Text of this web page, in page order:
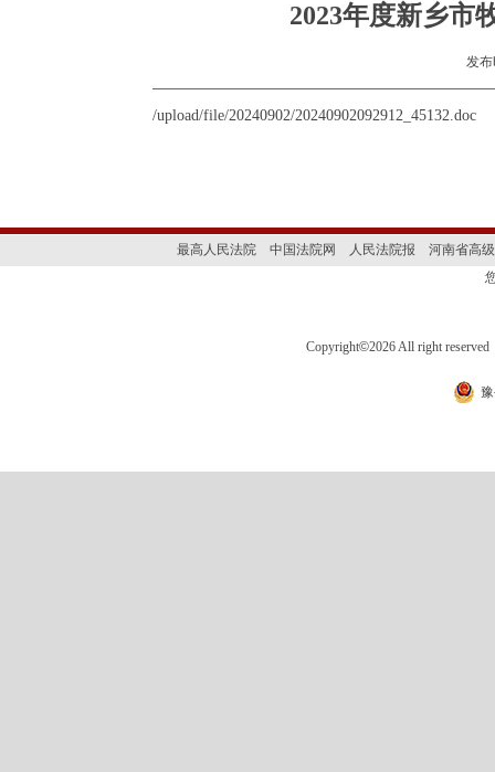
2023年度新乡市
发布
/upload/file/20240902/20240902092912_45132.doc
最高人民法院 中国法院网 人民法院报
河南省高
Copyright©2026 All right